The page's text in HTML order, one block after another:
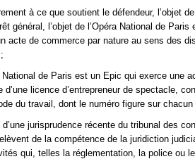
à ce que soutient le défendeur, l’objet
général, l’objet de l’Opéra National de
acte de commerce par nature au sens des
National de Paris est un Epic qui exerce une
licence d’entrepreneur de spectacle,
du travail, dont le numéro figure sur
d’une jurisprudence récente du tribunal des
de la compétence de la juridiction
qui, telles la réglementation, la police ou